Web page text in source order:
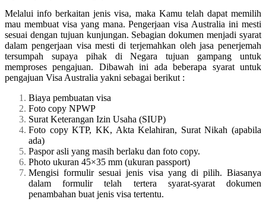
Melalui info berkaitan jenis visa, maka Kamu telah dapat memilih
mau membuat visa yang mana. Pengerjaan visa Australia ini mesti
sesuai dengan tujuan kunjungan. Sebagian dokumen menjadi syarat
dalam pengerjaan visa mesti di terjemahkan oleh jasa penerjemah
tersumpah supaya pihak di Negara tujuan gampang untuk
memproses pengajuan. Dibawah ini ada beberapa syarat untuk
pengajuan Visa Australia yakni sebagai berikut :
Biaya pembuatan visa
Foto copy NPWP
Surat Keterangan Izin Usaha (SIUP)
Foto copy KTP, KK, Akta Kelahiran, Surat Nikah (apabila
ada)
Paspor asli yang masih berlaku dan foto copy.
Photo ukuran 45×35 mm (ukuran passport)
Mengisi formulir sesuai jenis visa yang di pilih. Biasanya
dalam formulir telah tertera syarat-syarat dokumen
penambahan buat jenis visa tertentu.